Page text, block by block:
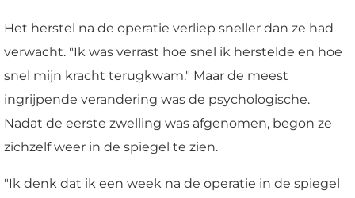
Het herstel na de operatie verliep sneller dan ze had
verwacht. "Ik was verrast hoe snel ik herstelde en hoe
snel mijn kracht terugkwam." Maar de meest
ingrijpende verandering was de psychologische.
Nadat de eerste zwelling was afgenomen, begon ze
zichzelf weer in de spiegel te zien.
"Ik denk dat ik een week na de operatie in de spiegel